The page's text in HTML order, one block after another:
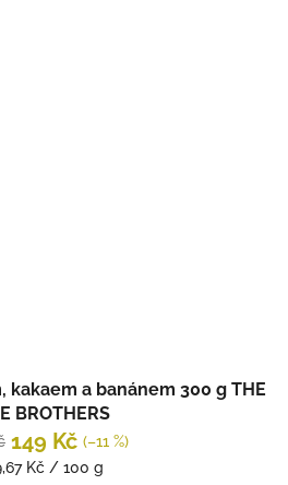
kakaem a banánem 300 g THE
BROTHERS
149 Kč (–11 %)
Kč / 100 g